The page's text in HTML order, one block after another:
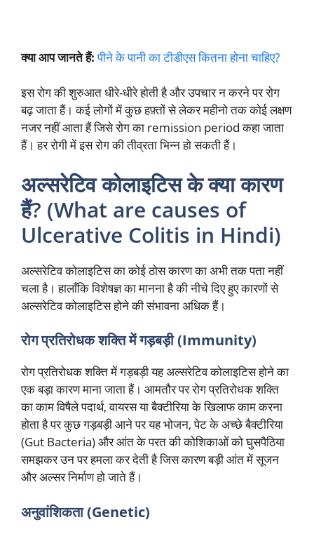
क्या आप जानते हैं: पीने के पानी का टीडीएस कितना होना चाहिए?
इस रोग की शुरुआत धीरे-धीरे होती है और उपचार न करने पर रोग
बढ़ जाता हैं। कई लोगों में कुछ हफ़्तों से लेकर महीनो तक कोई लक्षण
नजर नहीं आता हैं जिसे रोग का remission period कहा जाता
हैं। हर रोगी में इस रोग की तीव्रता भिन्न हो सकती हैं।
अल्सरेटिव कोलाइटिस के क्या कारण
हैं? (What are causes of
Ulcerative Colitis in Hindi)
अल्सरेटिव कोलाइटिस का कोई ठोस कारण का अभी तक पता नहीं
चला है। हालाँकि विशेषज्ञ का मानना है की नीचे दिए हुए कारणों से
अल्सरेटिव कोलाइटिस होने की संभावना अधिक हैं।
रोग प्रतिरोधक शक्ति में गड़बड़ी (Immunity)
रोग प्रतिरोधक शक्ति में गड़बड़ी यह अल्सरेटिव कोलाइटिस होने का
एक बड़ा कारण माना जाता हैं। आमतौर पर रोग प्रतिरोधक शक्ति
का काम विषैले पदार्थ, वायरस या बैक्टीरिया के खिलाफ काम करना
होता है पर कुछ गड़बड़ी आने पर यह भोजन, पेट के अच्छे बैक्टीरिया
(Gut Bacteria) और आंत के परत की कोशिकाओं को घुसपैठिया
समझकर उन पर हमला कर देती है जिस कारण बड़ी आंत में सूजन
और अल्सर निर्माण हो जाते हैं।
अनुवांशिकता (Genetic)